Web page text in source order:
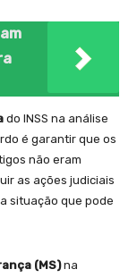
do INSS na análise
é garantir que os
não eram
as ações judiciais
situação que pode
(MS)na